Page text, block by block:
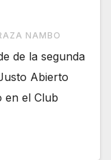
NAMBO
de la segunda
Abierto
en el Club